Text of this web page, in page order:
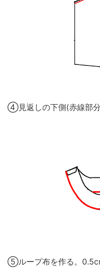
④見返しの下側(赤線部分
⑤ループ布を作る。